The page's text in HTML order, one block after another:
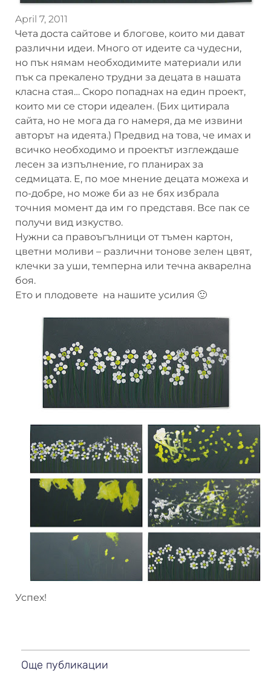
April 7, 2011
Чета доста сайтове и блогове, които ми дават
различни идеи. Много от идеите са чудесни,
но пък нямам необходимите материали или
пък са прекалено трудни за децата в нашата
класна стая… Скоро попаднах на един проект,
които ми се стори идеален. (Бих цитирала
сайта, но не мога да го намеря, да ме извини
авторът на идеята.) Предвид на това, че имах и
всичко необходимо и проектът изглеждаше
лесен за изпълнение, го планирах за
седмицата. Е, по мое мнение децата можеха и
по-добре, но може би аз не бях избрала
точния момент да им го представя. Все пак се
получи вид изкуство.
Нужни са правоъгълници от тъмен картон,
цветни моливи – различни тонове зелен цвят,
клечки за уши, темперна или течна акварелна
боя.
Ето и плодовете на нашите усилия 🙂
Успех!
Още публикации